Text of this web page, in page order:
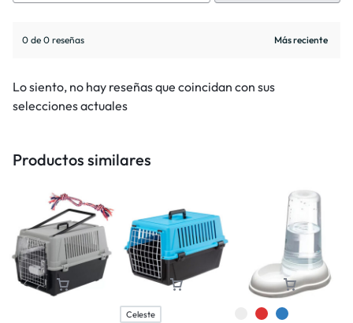
0 de 0 reseñas
Lo siento, no hay reseñas que coincidan con sus
selecciones actuales
Productos similares
Celeste